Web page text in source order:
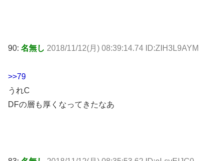
90: 名無し 2018/11/12(月) 08:39:14.74 ID:ZIH3L9AYM
>>79
うれC
DFの層も厚くなってきたなあ